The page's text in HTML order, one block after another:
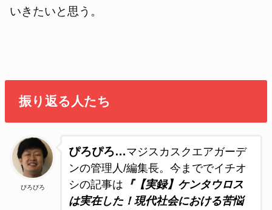
いきたいと思う。
振り返る人たち
ぴろぴろ
ぴろぴろ…マジスカスクエアガーデ
ンの管理人/編集長。今まででイチオ
シの記事は 『【実録】ケンタウロス
は実在した！現代社会における苦悩